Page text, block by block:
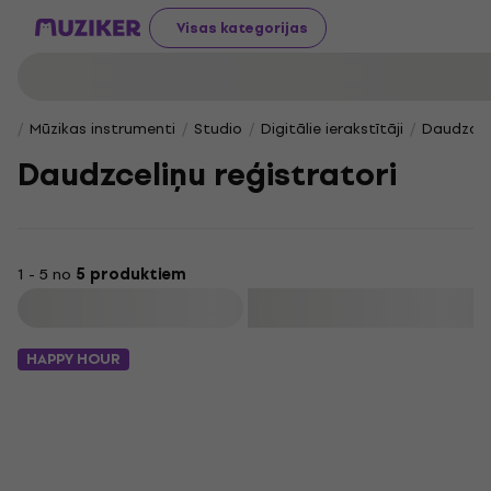
Visas kategorijas
Mūzikas instrumenti Studio Digitālie ierakstītāji
Daudzceliņu reģistratori
1 - 5 no 5 produktiem
HAPPY HOUR